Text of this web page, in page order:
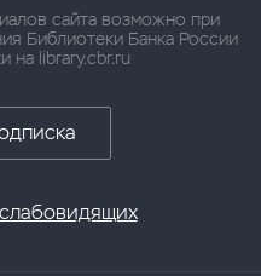
сайта возможно при
Библиотеки Банка России
на library.cbr.ru